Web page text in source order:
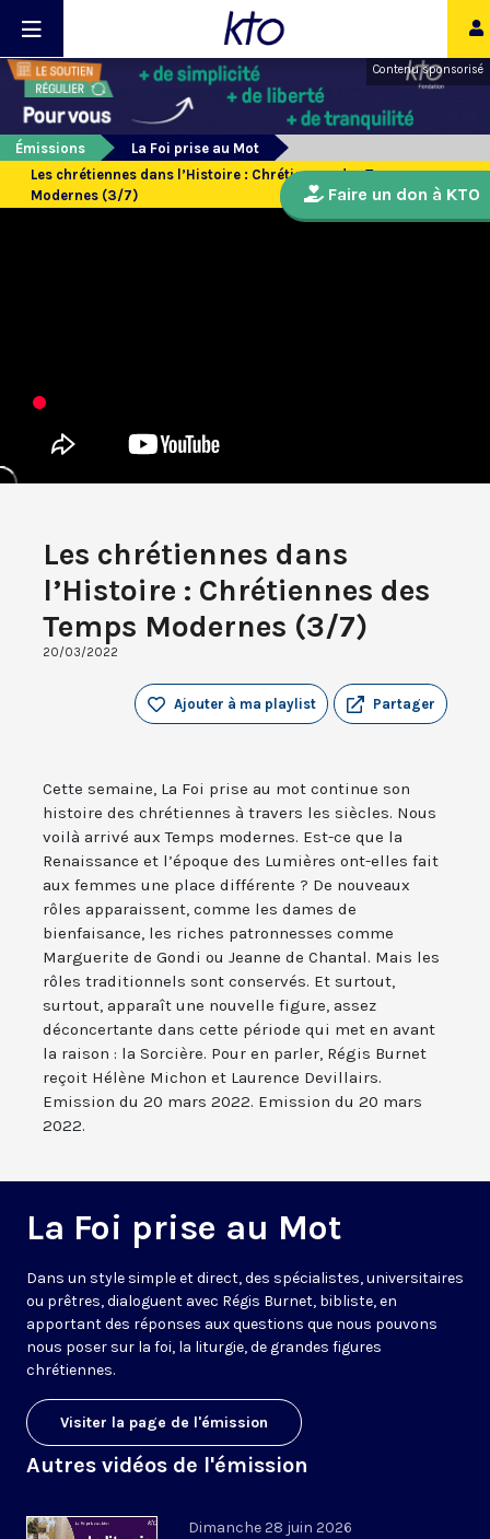
Contenu sponsorisé
Émissions
La Foi prise au Mot
Les chrétiennes dans l’Histoire : Chrétiennes des Temps
Modernes (3/7)
Les chrétiennes dans
l’Histoire : Chrétiennes des
Temps Modernes (3/7)
20/03/2022
Partager
Ajouter à ma playlist
Cette semaine, La Foi prise au mot continue son
histoire des chrétiennes à travers les siècles. Nous
voilà arrivé aux Temps modernes. Est-ce que la
Renaissance et l’époque des Lumières ont-elles fait
aux femmes une place différente ? De nouveaux
rôles apparaissent, comme les dames de
bienfaisance, les riches patronnesses comme
Marguerite de Gondi ou Jeanne de Chantal. Mais les
rôles traditionnels sont conservés. Et surtout,
surtout, apparaît une nouvelle figure, assez
déconcertante dans cette période qui met en avant
la raison : la Sorcière. Pour en parler, Régis Burnet
reçoit Hélène Michon et Laurence Devillairs.
Emission du 20 mars 2022. Emission du 20 mars
2022.
La Foi prise au Mot
Dans un style simple et direct, des spécialistes, universitaires
ou prêtres, dialoguent avec Régis Burnet, bibliste, en
apportant des réponses aux questions que nous pouvons
nous poser sur la foi, la liturgie, de grandes figures
chrétiennes.
Visiter la page de l'émission
Autres vidéos de l'émission
Dimanche 28 juin 2026
Faire un don à KTO